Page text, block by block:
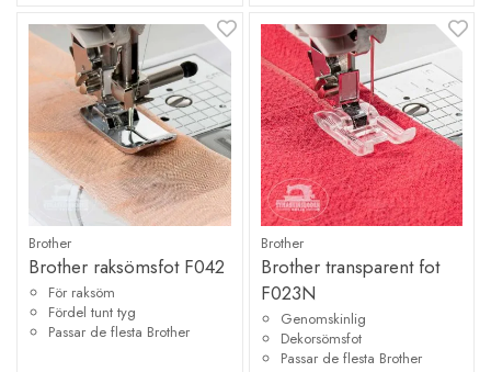
Brother
Brother raksömsfot F042
För raksöm
Fördel tunt tyg
Passar de flesta Brother
Brother
Brother transparent fot
F023N
Genomskinlig
Dekorsömsfot
Passar de flesta Brother